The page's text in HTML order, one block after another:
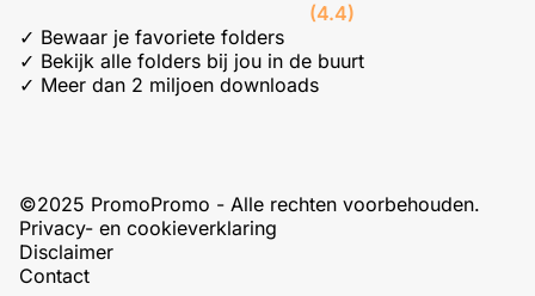
(4.4)
✓ Bewaar je favoriete folders
✓ Bekijk alle folders bij jou in de buurt
✓ Meer dan 2 miljoen downloads
©2025 PromoPromo - Alle rechten voorbehouden.
Privacy- en cookieverklaring
Disclaimer
Contact